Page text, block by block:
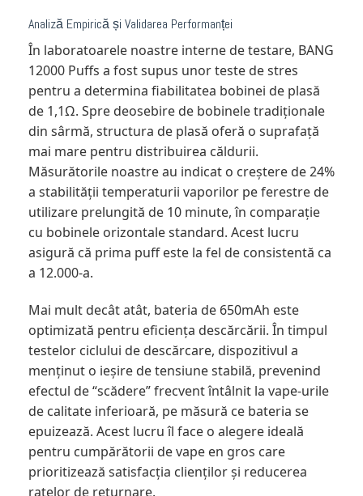
Analiză Empirică și Validarea Performanței
În laboratoarele noastre interne de testare, BANG
12000 Puffs a fost supus unor teste de stres
pentru a determina fiabilitatea bobinei de plasă
de 1,1Ω. Spre deosebire de bobinele tradiționale
din sârmă, structura de plasă oferă o suprafață
mai mare pentru distribuirea căldurii.
Măsurătorile noastre au indicat o creștere de 24%
a stabilității temperaturii vaporilor pe ferestre de
utilizare prelungită de 10 minute, în comparație
cu bobinele orizontale standard. Acest lucru
asigură că prima puff este la fel de consistentă ca
a 12.000-a.
Mai mult decât atât, bateria de 650mAh este
optimizată pentru eficiența descărcării. În timpul
testelor ciclului de descărcare, dispozitivul a
menținut o ieșire de tensiune stabilă, prevenind
efectul de “scădere” frecvent întâlnit la vape-urile
de calitate inferioară, pe măsură ce bateria se
epuizează. Acest lucru îl face o alegere ideală
pentru cumpărătorii de vape en gros care
prioritizează satisfacția clienților și reducerea
ratelor de returnare.